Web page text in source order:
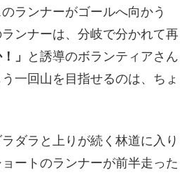
ランナーがゴールへ向かう
ンナーは、分岐で分かれて再
」
と誘導のボランティアさん
一回山を目指せるのは、ちょ
ダラと上りが続く林道に入り
ートのランナーが前半走った